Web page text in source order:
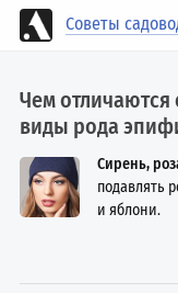
Советы
Чем отличаются
виды рода
Сирень,
подавлять
и яблони.